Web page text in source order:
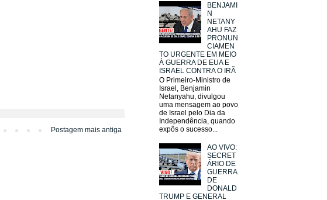
Postagem mais antiga
BENJAMI
N
NETANY
AHU FAZ
PRONUN
CIAMEN
TO URGENTE EM MEIO
À GUERRA DE EUA E
ISRAEL CONTRA O IRÃ
O Primeiro-Ministro de
Israel, Benjamin
Netanyahu, divulgou
uma mensagem ao povo
de Israel pelo Dia da
Independência, quando
expôs o sucesso...
AO VIVO:
SECRET
ÁRIO DE
GUERRA
DE
DONALD
TRUMP E GENERAL